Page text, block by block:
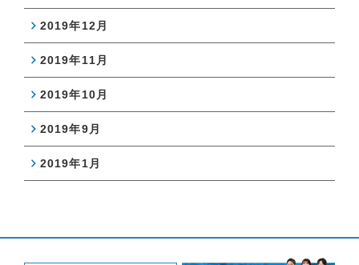
2019年12月
2019年11月
2019年10月
2019年9月
2019年1月